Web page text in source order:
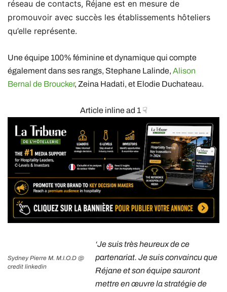
réseau de contacts, Réjane est en mesure de
promouvoir avec succès les établissements hôteliers
qu’elle représente.
Une équipe 100% féminine et dynamique qui compte
également dans ses rangs, Stephane Lalinde, Alison
Bernal de Broucker, Zeina Hadati, et Elodie Duchateau.
Article inline ad 1 ☟
Sydney Pierre M. M.I.O.D @
credit linkedin
‘Je suis très heureux de ce
partenariat. Je suis convaincu que
Réjane et son équipe sauront
mettre en œuvre la stratégie de